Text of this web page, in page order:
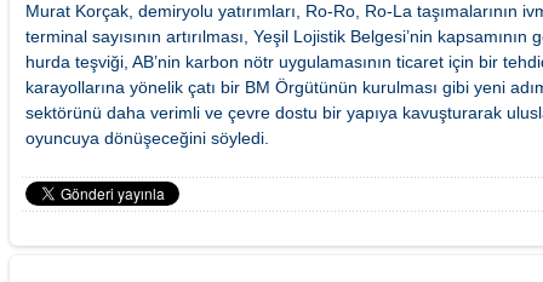
Murat Korçak, demiryolu yatırımları, Ro-Ro, Ro-La taşımalarının
terminal sayısının artırılması, Yeşil Lojistik Belgesi’nin
hurda teşviği, AB’nin karbon nötr uygulamasının ticaret için bir
karayollarına yönelik çatı bir BM Örgütünün kurulması gibi yeni
sektörünü daha verimli ve çevre dostu bir yapıya kavuşturarak
oyuncuya dönüşeceğini söyledi.